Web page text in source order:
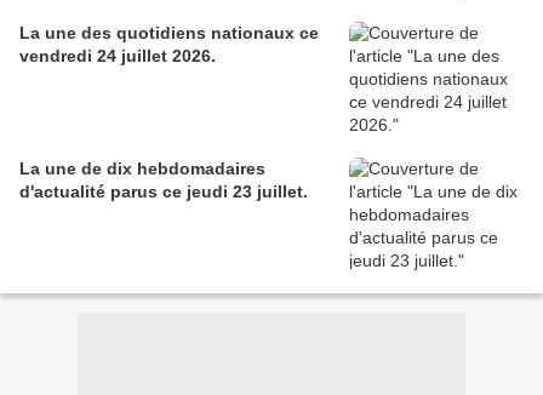
La une des quotidiens nationaux ce
vendredi 24 juillet 2026.
La une de dix hebdomadaires
d'actualité parus ce jeudi 23 juillet.